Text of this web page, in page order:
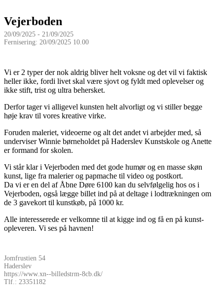
Vejerboden
20/09/2025 - 21/09/2025
Fernisering: 20/09/2025 10.00
Vi er 2 typer der nok aldrig bliver helt voksne og det vil vi faktisk
heller ikke, fordi livet skal være sjovt og fyldt med oplevelser og
ikke stift, trist og ultra behersket.
Derfor tager vi alligevel kunsten helt alvorligt og vi stiller begge
høje krav til vores kreative virke.
Foruden maleriet, videoerne og alt det andet vi arbejder med, så
underviser Winnie børneholdet på Haderslev Kunstskole og Anette
er formand for skolen.
Vi står klar i Vejerboden med det gode humør og en masse skøn
kunst, lige fra malerier og papmache til video og postkort.
Da vi er en del af Åbne Døre 6100 kan du selvfølgelig hos os i
Vejerboden, også lægge billet ind på at deltage i lodtrækningen om
de 3 gavekort til kunstkøb, på 1000 kr.
Alle interesserede er velkomne til at kigge ind og få en på kunst-
opleveren. Vi ses på havnen!
Jomfrustien 54
Haderslev
https://www.xn--billedstrm-8cb.dk/
Tlf.: 23351182